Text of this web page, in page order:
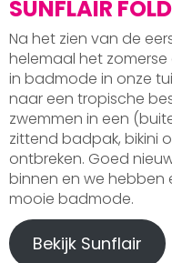
SUNFLAIR
Na het zien van de
helemaal het
in badmode in onze
naar een tropische
zwemmen in een
zittend badpak, bikini
ontbreken. Goed
binnen en we hebben
mooie badmode.
Bekijk Sunflair